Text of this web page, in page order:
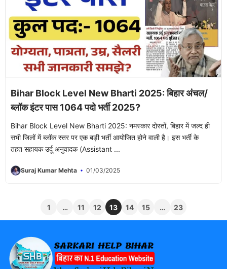
Bihar Block Level New Bharti 2025: बिहार अंचल/
ब्लॉक इंटर पास 1064 पदो भर्ती 2025?
Bihar Block Level New Bharti 2025: नमस्कार दोस्तों, बिहार में जल्द ही
सभी जिलों में ब्लॉक स्तर पर एक बड़ी भर्ती आयोजित होने वाली है। इस भर्ती के
तहत सहायक उर्दू अनुवादक (Assistant ...
Suraj Kumar Mehta 01/03/2025
1 … 11 12 13 14 15 … 23